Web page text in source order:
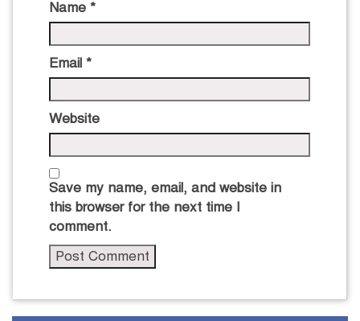
Name *
Email *
Website
Save my name, email, and website in
this browser for the next time I
comment.